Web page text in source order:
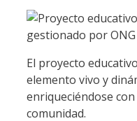
El proyecto
elemento vivo y
enriqueciéndose
comunidad.